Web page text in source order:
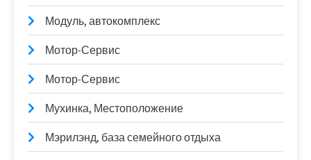
Модуль, автокомплекс
Мотор-Сервис
Мотор-Сервис
Мухинка, Местоположение
Мэрилэнд, база семейного отдыха